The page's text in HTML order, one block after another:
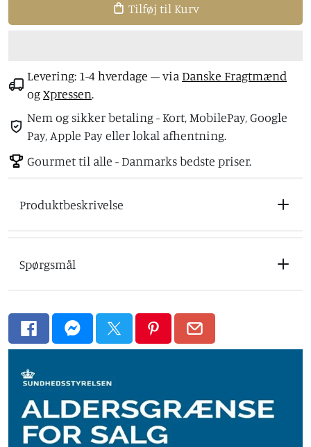
Tilføj til Kurv
Levering: 1-4 hverdage – via Danske Fragtmænd
ogXpressen.
Nem og sikker betaling - Kort, MobilePay, Google
Pay, Apple Pay eller lokal afhentning.
Gourmet til alle - Danmarks bedste priser.
Produktbeskrivelse
Spørgsmål